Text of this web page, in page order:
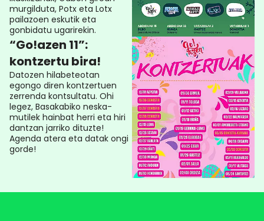
murgilduta, Potx eta Lotx
pailazoen eskutik eta
gonbidatu ugarirekin.
“Go!azen 11”:
kontzertu bira!
Datozen hilabeteotan
egongo diren kontzertuen
zerrenda kontsultatu. Ohi
legez, Basakabiko neska-
mutilek hainbat herri eta hiri
dantzan jarriko dituzte!
Agenda atera eta datak ongi
gorde!